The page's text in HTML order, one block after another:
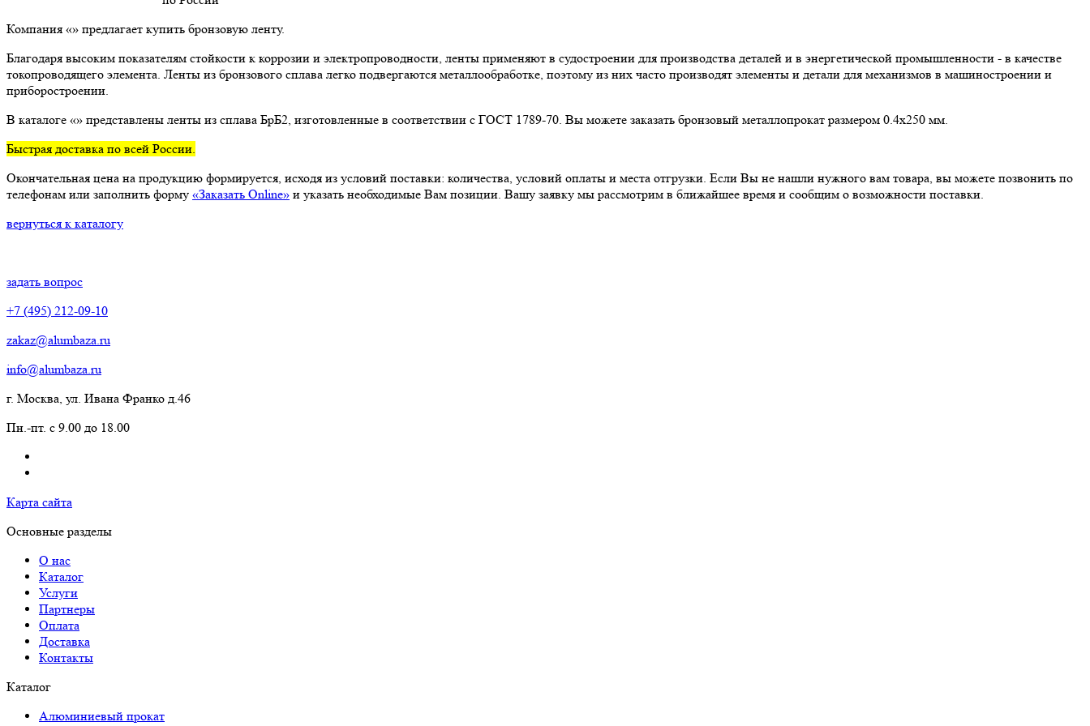
Компания «» предлагает купить бронзовую ленту.
Благодаря высоким показателям стойкости к коррозии и электропроводности, ленты применяют в судостроении для производства деталей и в энергетической промышленности - в качестве
токопроводящего элемента. Ленты из бронзового сплава легко подвергаются металлообработке, поэтому из них часто производят элементы и детали для механизмов в машиностроении и
приборостроении.
В каталоге «» представлены ленты из сплава БрБ2, изготовленные в соответствии с ГОСТ 1789-70. Вы можете заказать бронзовый металлопрокат размером 0.4x250 мм.
Быстрая доставка по всей России.
Окончательная цена на продукцию формируется, исходя из условий поставки: количества, условий оплаты и места отгрузки. Если Вы не нашли нужного вам товара, вы можете позвонить по
телефонам или заполнить форму «Заказать Online» и указать необходимые Вам позиции. Вашу заявку мы рассмотрим в ближайшее время и сообщим о возможности поставки.
вернуться к каталогу
задать вопрос
+7 (495) 212-09-10
zakaz@alumbaza.ru
info@alumbaza.ru
г. Москва, ул. Ивана Франко д.46
Пн.-пт. с 9.00 до 18.00
Карта сайта
Основные разделы
О нас
Каталог
Услуги
Партнеры
Оплата
Доставка
Контакты
Каталог
Алюминиевый прокат